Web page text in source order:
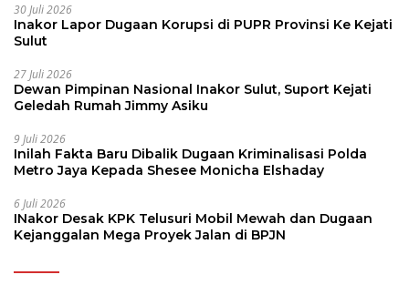
30 Juli 2026
Inakor Lapor Dugaan Korupsi di PUPR Provinsi Ke Kejati
Sulut
27 Juli 2026
Dewan Pimpinan Nasional Inakor Sulut, Suport Kejati
Geledah Rumah Jimmy Asiku
9 Juli 2026
Inilah Fakta Baru Dibalik Dugaan Kriminalisasi Polda
Metro Jaya Kepada Shesee Monicha Elshaday
6 Juli 2026
INakor Desak KPK Telusuri Mobil Mewah dan Dugaan
Kejanggalan Mega Proyek Jalan di BPJN